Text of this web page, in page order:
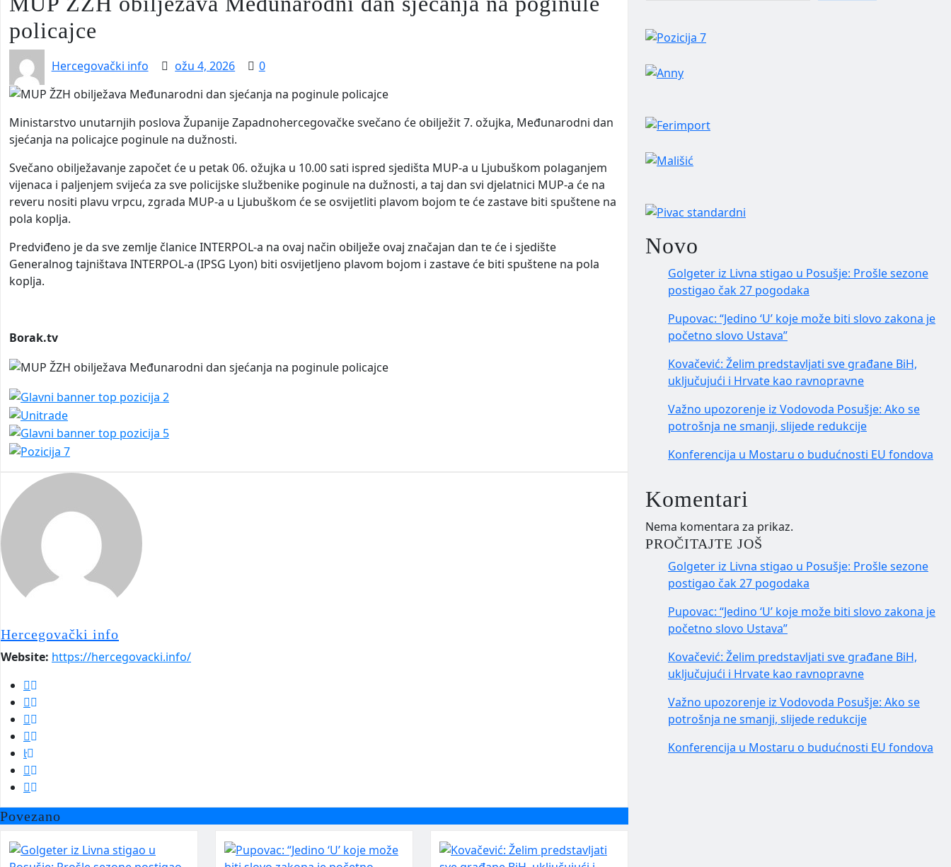
policajce
Hercegovački info ožu 4, 2026 0
Ministarstvo unutarnjih poslova Županije Zapadnohercegovačke svečano će obilježit 7. ožujka, Međunarodni dan
sjećanja na policajce poginule na dužnosti.
Svečano obilježavanje započet će u petak 06. ožujka u 10.00 sati ispred sjedišta MUP-a u Ljubuškom polaganjem
vijenaca i paljenjem svijeća za sve policijske službenike poginule na dužnosti, a taj dan svi djelatnici MUP-a će na
reveru nositi plavu vrpcu, zgrada MUP-a u Ljubuškom će se osvijetliti plavom bojom te će zastave biti spuštene na
pola koplja.
Predviđeno je da sve zemlje članice INTERPOL-a na ovaj način obilježe ovaj značajan dan te će i sjedište
Generalnog tajništava INTERPOL-a (IPSG Lyon) biti osvijetljeno plavom bojom i zastave će biti spuštene na pola
koplja.
Borak.tv
Hercegovački info
Website: https://hercegovacki.info/
Povezano
Novo
Golgeter iz Livna stigao u Posušje: Prošle sezone
postigao čak 27 pogodaka
Pupovac: “Jedino ‘U’ koje može biti slovo zakona je
početno slovo Ustava”
Kovačević: Želim predstavljati sve građane BiH,
uključujući i Hrvate kao ravnopravne
Važno upozorenje iz Vodovoda Posušje: Ako se
potrošnja ne smanji, slijede redukcije
Konferencija u Mostaru o budućnosti EU fondova
Komentari
Nema komentara za prikaz.
PROČITAJTE JOŠ
Golgeter iz Livna stigao u Posušje: Prošle sezone
postigao čak 27 pogodaka
Pupovac: “Jedino ‘U’ koje može biti slovo zakona je
početno slovo Ustava”
Kovačević: Želim predstavljati sve građane BiH,
uključujući i Hrvate kao ravnopravne
Važno upozorenje iz Vodovoda Posušje: Ako se
potrošnja ne smanji, slijede redukcije
Konferencija u Mostaru o budućnosti EU fondova